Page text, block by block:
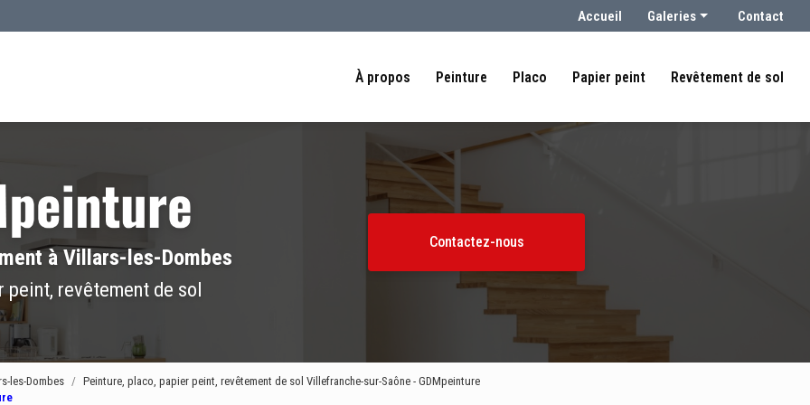
Accueil
Galeries
Placo
Contact
À propos Peinture Placo Papier peint Revêtement de sol
à Villars-les-Dombes
peint, revêtement de sol
Contactez-nous
les-Dombes
Peinture, placo, papier peint, revêtement de sol Villefranche-sur-Saône - GDMpeinture